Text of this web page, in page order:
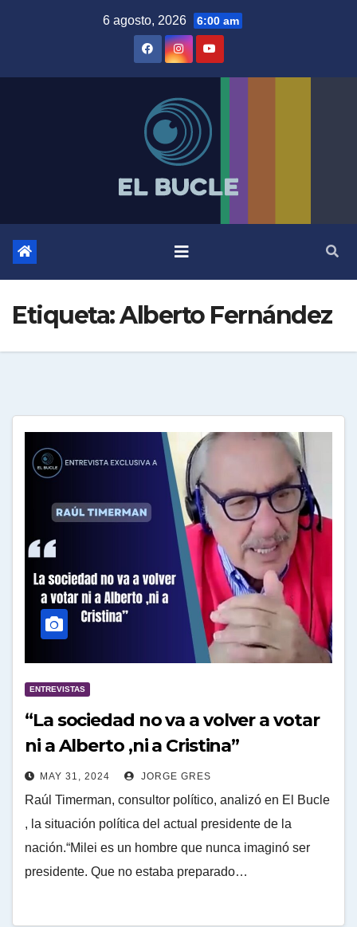
6 agosto, 2026 6:00 am
Etiqueta:Alberto Fernández
ENTREVISTAS
“La sociedad no va a volver a votar
ni a Alberto ,ni a Cristina”
MAY 31, 2024 JORGE GRES
Raúl Timerman, consultor político, analizó en El Bucle
, la situación política del actual presidente de la
nación.“Milei es un hombre que nunca imaginó ser
presidente. Que no estaba preparado…